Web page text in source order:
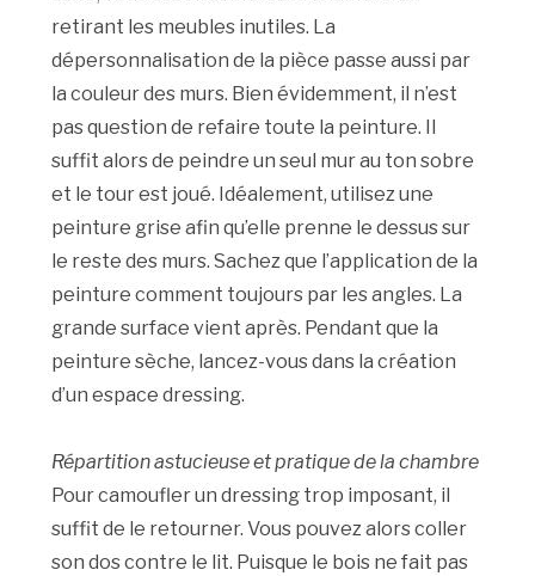
retirant les meubles inutiles. La
dépersonnalisation de la pièce passe aussi par
la couleur des murs. Bien évidemment, il n’est
pas question de refaire toute la peinture. Il
suffit alors de peindre un seul mur au ton sobre
et le tour est joué. Idéalement, utilisez une
peinture grise afin qu’elle prenne le dessus sur
le reste des murs. Sachez que l’application de la
peinture comment toujours par les angles. La
grande surface vient après. Pendant que la
peinture sèche, lancez-vous dans la création
d’un espace dressing.
Répartition astucieuse et pratique de la chambre
Pour camoufler un dressing trop imposant, il
suffit de le retourner. Vous pouvez alors coller
son dos contre le lit. Puisque le bois ne fait pas